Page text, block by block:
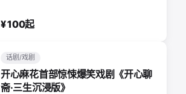
¥100起
话剧/戏剧
开心麻花首部惊悚爆笑戏剧《开心聊
斋·三生沉浸版》